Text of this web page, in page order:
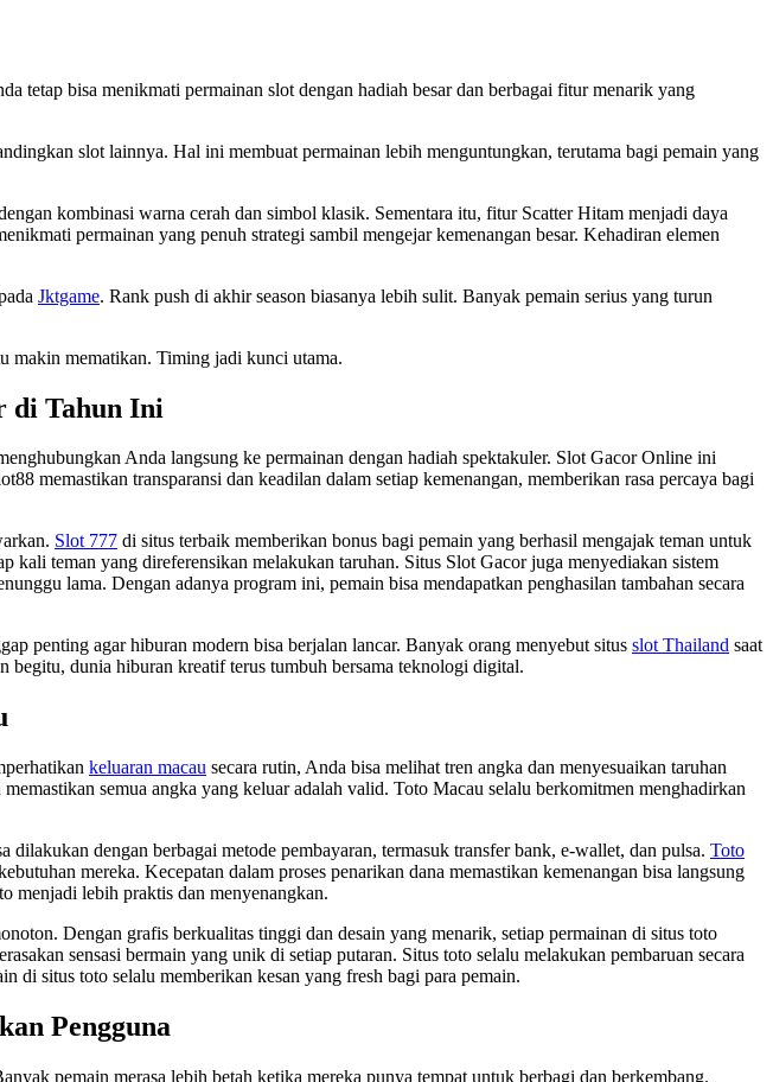
tetap bisa menikmati permainan slot dengan hadiah besar dan berbagai fitur menarik yang
slot lainnya. Hal ini membuat permainan lebih menguntungkan, terutama bagi pemain yang
kombinasi warna cerah dan simbol klasik. Sementara itu, fitur Scatter Hitam menjadi daya
permainan yang penuh strategi sambil mengejar kemenangan besar. Kehadiran elemen
Jktgame. Rank push di akhir season biasanya lebih sulit. Banyak pemain serius yang turun
makin mematikan. Timing jadi kunci utama.
di Tahun Ini
Anda langsung ke permainan dengan hadiah spektakuler. Slot Gacor Online ini
memastikan transparansi dan keadilan dalam setiap kemenangan, memberikan rasa percaya bagi
Slot 777 di situs terbaik memberikan bonus bagi pemain yang berhasil mengajak teman untuk
teman yang direferensikan melakukan taruhan. Situs Slot Gacor juga menyediakan sistem
lama. Dengan adanya program ini, pemain bisa mendapatkan penghasilan tambahan secara
penting agar hiburan modern bisa berjalan lancar. Banyak orang menyebut situs slot Thailand saat
begitu, dunia hiburan kreatif terus tumbuh bersama teknologi digital.
keluaran macau secara rutin, Anda bisa melihat tren angka dan menyesuaikan taruhan
semua angka yang keluar adalah valid. Toto Macau selalu berkomitmen menghadirkan
dengan berbagai metode pembayaran, termasuk transfer bank, e-wallet, dan pulsa. Toto
mereka. Kecepatan dalam proses penarikan dana memastikan kemenangan bisa langsung
menjadi lebih praktis dan menyenangkan.
Dengan grafis berkualitas tinggi dan desain yang menarik, setiap permainan di situs toto
sensasi bermain yang unik di setiap putaran. Situs toto selalu melakukan pembaruan secara
di situs toto selalu memberikan kesan yang fresh bagi para pemain.
Pengguna
pemain merasa lebih betah ketika mereka punya tempat untuk berbagi dan berkembang.